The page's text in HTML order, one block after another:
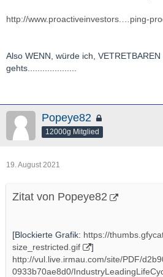
http://www.proactiveinvestors.…ping-
Also WENN, würde ich,
gehts....................
Popeye82
12000g Mitglied
19. August 2021
Zitat von Popeye82
[Blockierte Grafik: https://
size_restricted.gif
]
http://vul.live.irmau.com/site/PDF/
0933b70ae8d0/